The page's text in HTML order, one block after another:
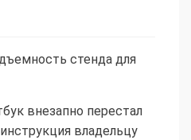
стенда для
внезапно перестал
владельцу